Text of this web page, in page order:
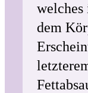
welches
dem